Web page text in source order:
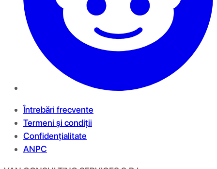
Întrebări frecvente
Termeni și condiții
Confidențialitate
ANPC